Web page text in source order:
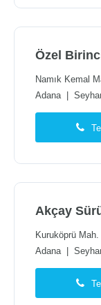
Namık Kemal
Adana|
Akçay
Kuruköprü
Adana|